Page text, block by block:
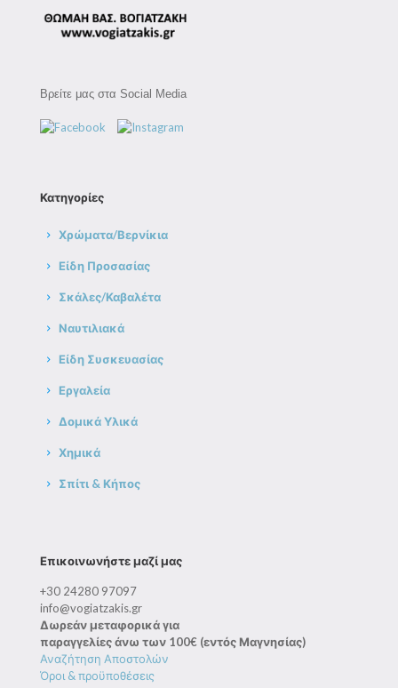
Βρείτε μας στα Social Media
Κατηγορίες
Χρώματα/Βερνίκια
Είδη Προσασίας
Σκάλες/Καβαλέτα
Ναυτιλιακά
Είδη Συσκευασίας
Εργαλεία
Δομικά Υλικά
Χημικά
Σπίτι & Κήπος
Επικοινωνήστε μαζί μας
+30 24280 97097
info@vogiatzakis.gr
Δωρεάν μεταφορικά για
παραγγελίες άνω των 100€ (εντός Μαγνησίας)
Αναζήτηση Αποστολών
Όροι & προϋποθέσεις